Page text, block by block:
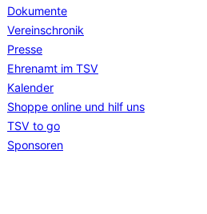
Dokumente
Vereinschronik
Presse
Ehrenamt im TSV
Kalender
Shoppe online und hilf uns
TSV to go
Sponsoren